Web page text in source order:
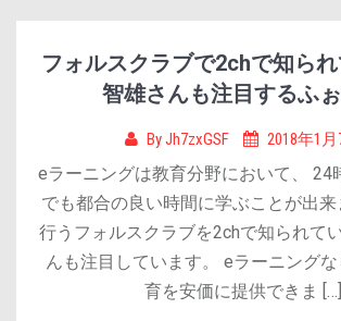
フォルスクラブで2chで知ら
智雄さんも注目するふ
ByJh7zxGSF 2018年1月
eラーニングは教育分野において、 24
でも都合の良い時間に学ぶことが出来
行うフォルスクラブを2chで知られて
んも注目しています。 eラーニング
育を安価に提供できま […]